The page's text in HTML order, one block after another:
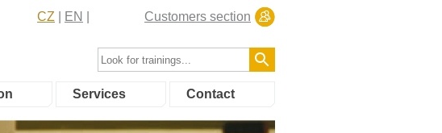
CZ EN Customers section
Services Contact